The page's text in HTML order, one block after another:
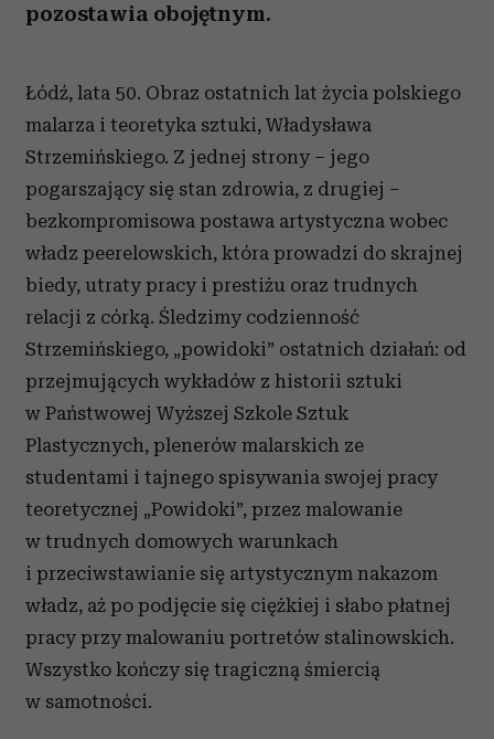
pozostawia obojętnym.
Łódź, lata 50. Obraz ostatnich lat życia polskiego
malarza i teoretyka sztuki, Władysława
Strzemińskiego. Z jednej strony – jego
pogarszający się stan zdrowia, z drugiej –
bezkompromisowa postawa artystyczna wobec
władz peerelowskich, która prowadzi do skrajnej
biedy, utraty pracy i prestiżu oraz trudnych
relacji z córką. Śledzimy codzienność
Strzemińskiego, „powidoki” ostatnich działań: od
przejmujących wykładów z historii sztuki
w Państwowej Wyższej Szkole Sztuk
Plastycznych, plenerów malarskich ze
studentami i tajnego spisywania swojej pracy
teoretycznej „Powidoki”, przez malowanie
w trudnych domowych warunkach
i przeciwstawianie się artystycznym nakazom
władz, aż po podjęcie się ciężkiej i słabo płatnej
pracy przy malowaniu portretów stalinowskich.
Wszystko kończy się tragiczną śmiercią
w samotności.